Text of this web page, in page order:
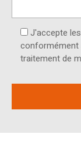
J'accepte
conformément
traitement de